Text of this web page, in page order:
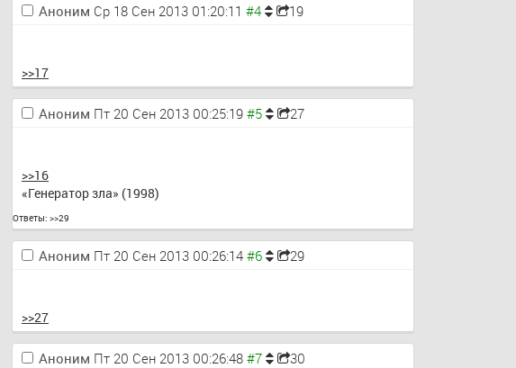
Аноним Ср 18 Сен 2013 01:20:11 19
>>17
Аноним Пт 20 Сен 2013 00:25:19 27
>>16
«Генератор зла» (1998)
Ответы: >>29
Аноним Пт 20 Сен 2013 00:26:14 29
>>27
Аноним Пт 20 Сен 2013 00:26:48 30